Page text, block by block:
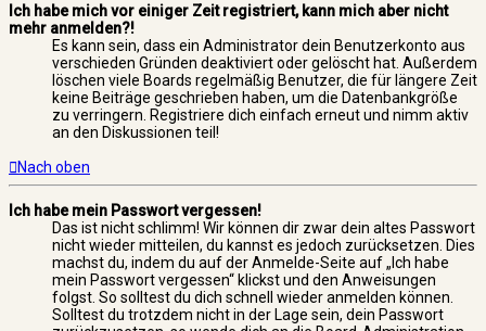
Ich habe mich vor einiger Zeit registriert, kann mich aber nicht
mehr anmelden?!
Es kann sein, dass ein Administrator dein Benutzerkonto aus
verschieden Gründen deaktiviert oder gelöscht hat. Außerdem
löschen viele Boards regelmäßig Benutzer, die für längere Zeit
keine Beiträge geschrieben haben, um die Datenbankgröße
zu verringern. Registriere dich einfach erneut und nimm aktiv
an den Diskussionen teil!
Nach oben
Ich habe mein Passwort vergessen!
Das ist nicht schlimm! Wir können dir zwar dein altes Passwort
nicht wieder mitteilen, du kannst es jedoch zurücksetzen. Dies
machst du, indem du auf der Anmelde-Seite auf „Ich habe
mein Passwort vergessen“ klickst und den Anweisungen
folgst. So solltest du dich schnell wieder anmelden können.
Solltest du trotzdem nicht in der Lage sein, dein Passwort